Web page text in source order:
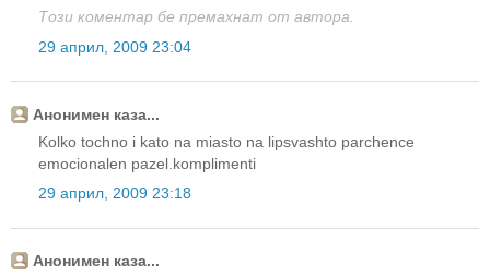
Този коментар бе премахнат от автора.
29 април, 2009 23:04
Анонимен каза...
Kolko tochno i kato na miasto na lipsvashto parchence
emocionalen pazel.komplimenti
29 април, 2009 23:18
Анонимен каза...